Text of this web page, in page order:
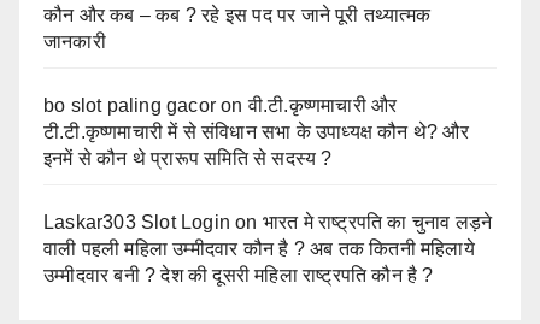
कौन और कब – कब ? रहे इस पद पर जाने पूरी तथ्यात्मक
जानकारी
bo slot paling gacor onवी.टी.कृष्णमाचारी और
टी.टी.कृष्णमाचारी में से संविधान सभा के उपाध्यक्ष कौन थे? और
इनमें से कौन थे प्रारूप समिति से सदस्य ?
Laskar303 Slot Login on भारत मे राष्ट्रपति का चुनाव लड़ने
वाली पहली महिला उम्मीदवार कौन है ? अब तक कितनी महिलाये
उम्मीदवार बनी ? देश की दूसरी महिला राष्ट्रपति कौन है ?